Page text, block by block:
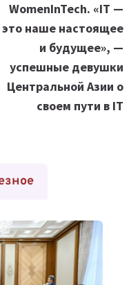
WomenInTech. «IT —
это наше настоящее
и будущее», —
успешные девушки
Центральной Азии о
своем пути в IT